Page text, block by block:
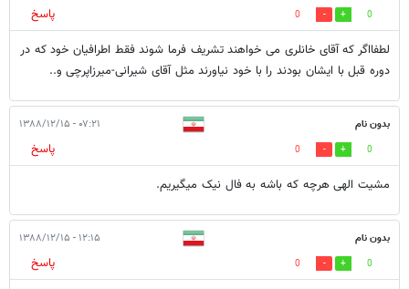
0
0
پاسخ
لطفااگر که آقای خانلری می خواهند تشریف فرما شوند فقط اطرافیان خود که در
دوره قبل با ایشان بودند را با خود نیاورند مثل آقای شیرانی-میرزاپرچی و..
بدون نام ۰۷:۲۱ - ۱۳۸۸/۱۲/۱۵
0
0
پاسخ
مشیت الهی هرچه که باشه به فال نیک میگیریم.
بدون نام ۱۲:۱۵ - ۱۳۸۸/۱۲/۱۵
0
0
پاسخ